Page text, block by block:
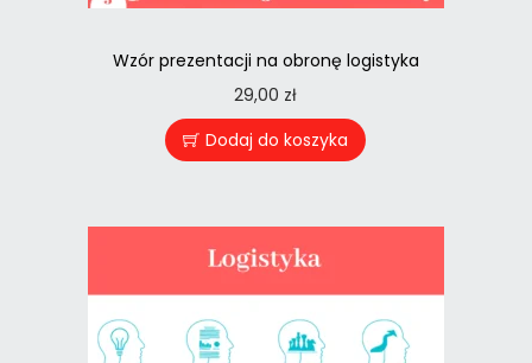
Wzór prezentacji na obronę logistyka
29,00 zł
Dodaj do koszyka